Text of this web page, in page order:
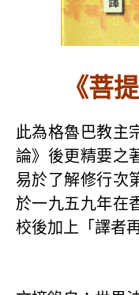
《菩
此為格魯巴教主
論》後更精要之
易於了解修行次
於一九五九年在
校後加上「譯者